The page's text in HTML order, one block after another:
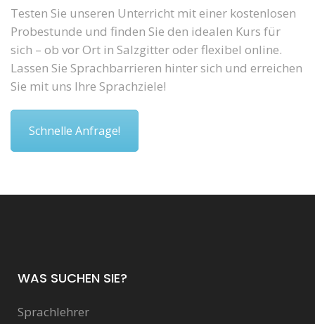
Testen Sie unseren Unterricht mit einer kostenlosen
Probestunde und finden Sie den idealen Kurs für
sich – ob vor Ort in Salzgitter oder flexibel online.
Lassen Sie Sprachbarrieren hinter sich und erreichen
Sie mit uns Ihre Sprachziele!
Schnelle Anfrage!
WAS SUCHEN SIE?
Sprachlehrer